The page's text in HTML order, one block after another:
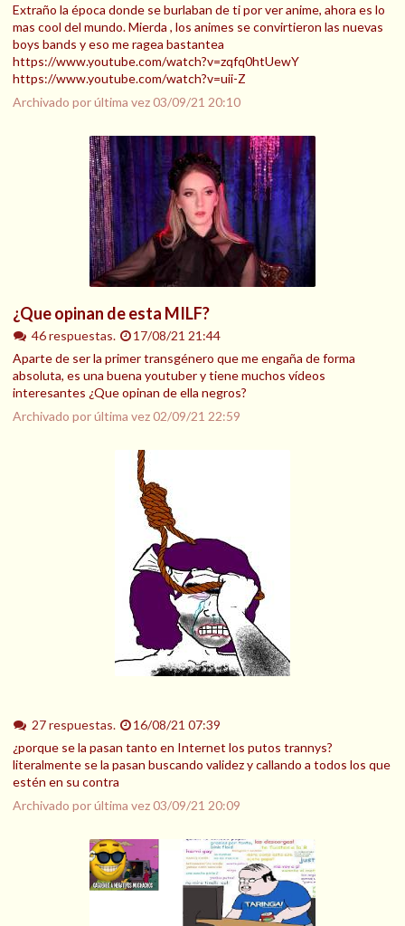
Extraño la época donde se burlaban de ti por ver anime, ahora es lo
mas cool del mundo. Mierda , los animes se convirtieron las nuevas
boys bands y eso me ragea bastantea
https://www.youtube.com/watch?v=zqfq0htUewY
https://www.youtube.com/watch?v=uii-Z
Archivado por última vez03/09/21 20:10
¿Que opinan de esta MILF?
46 respuestas.
17/08/21 21:44
Aparte de ser la primer transgénero que me engaña de forma
absoluta, es una buena youtuber y tiene muchos vídeos
interesantes ¿Que opinan de ella negros?
Archivado por última vez02/09/21 22:59
27 respuestas.
16/08/21 07:39
¿porque se la pasan tanto en Internet los putos trannys?
literalmente se la pasan buscando validez y callando a todos los que
estén en su contra
Archivado por última vez03/09/21 20:09